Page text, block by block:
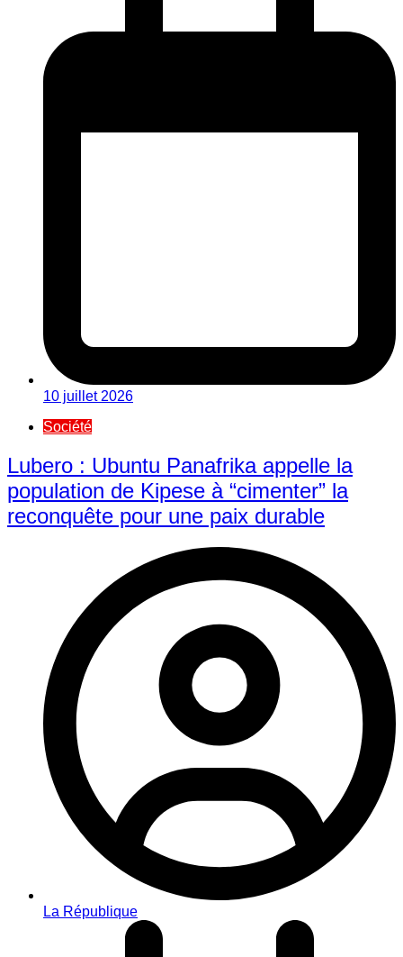
10 juillet 2026
Société
Lubero : Ubuntu Panafrika appelle la
population de Kipese à “cimenter” la
reconquête pour une paix durable
La République